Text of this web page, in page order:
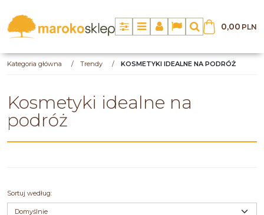
PanelMenuPanelLangSzukaj
0,00 PLN
Kategoria główna / Trendy / KOSMETYKI IDEALNE NA PODRÓŻ
Kosmetyki idealne na
podróż
Sortuj według: